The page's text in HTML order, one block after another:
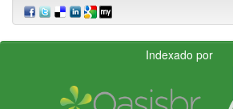
Indexado por